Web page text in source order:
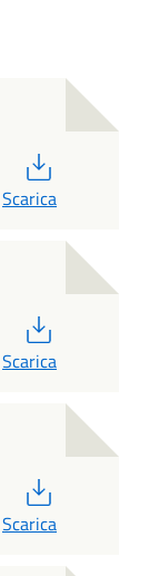
Scarica
Scarica
Scarica